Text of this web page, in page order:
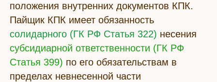
положения внутренних документов КПК.
Пайщик КПК имеет обязанность
солидарного (ГК РФ Статья 322) несения
субсидиарной ответственности (ГК РФ
Статья 399) по его обязательствам в
пределах невнесенной части